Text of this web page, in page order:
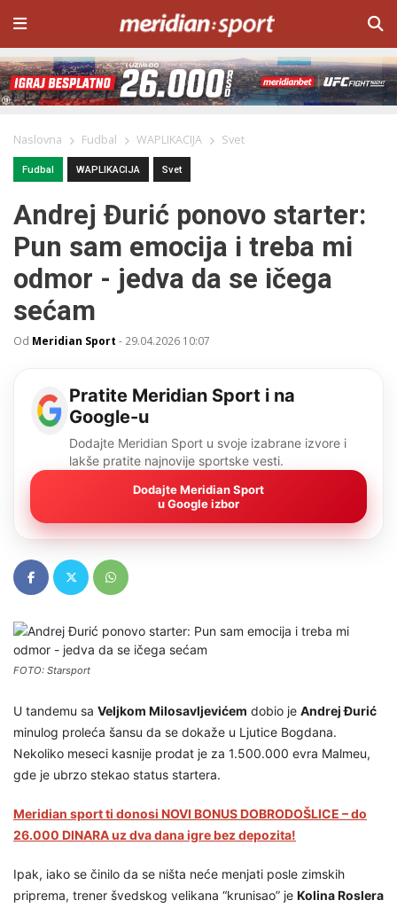
Naslovna Fudbal WAPLIKACIJA Svet
Fudbal WAPLIKACIJA Svet
Andrej Đurić ponovo starter:
Pun sam emocija i treba mi
odmor - jedva da se ičega
sećam
Od Meridian Sport - 29.04.2026 10:07
Pratite Meridian Sport i na
Google-u
Dodajte Meridian Sport u svoje izabrane izvore i
lakše pratite najnovije sportske vesti.
Dodajte Meridian Sport
u Google izbor
FOTO: Starsport
U tandemu sa Veljkom Milosavljevićem dobio je Andrej Đurić
minulog proleća šansu da se dokaže u Ljutice Bogdana.
Nekoliko meseci kasnije prodat je za 1.500.000 evra Malmeu,
gde je ubrzo stekao status startera.
Meridian sport ti donosi NOVI BONUS DOBRODOŠLICE – do
26.000 DINARA uz dva dana igre bez depozita!
Ipak, iako se činilo da se ništa neće menjati posle zimskih
priprema, trener švedskog velikana “krunisao” je Kolina Roslera